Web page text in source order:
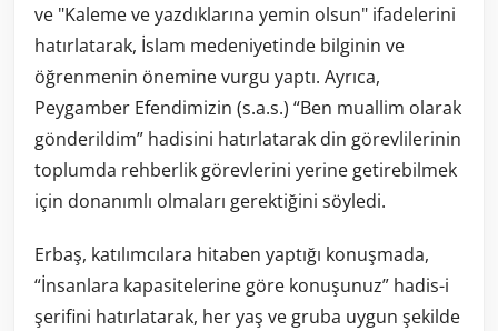
ve "Kaleme ve yazdıklarına yemin olsun" ifadelerini
hatırlatarak, İslam medeniyetinde bilginin ve
öğrenmenin önemine vurgu yaptı. Ayrıca,
Peygamber Efendimizin (s.a.s.) “Ben muallim olarak
gönderildim” hadisini hatırlatarak din görevlilerinin
toplumda rehberlik görevlerini yerine getirebilmek
için donanımlı olmaları gerektiğini söyledi.
Erbaş, katılımcılara hitaben yaptığı konuşmada,
“İnsanlara kapasitelerine göre konuşunuz” hadis-i
şerifini hatırlatarak, her yaş ve gruba uygun şekilde